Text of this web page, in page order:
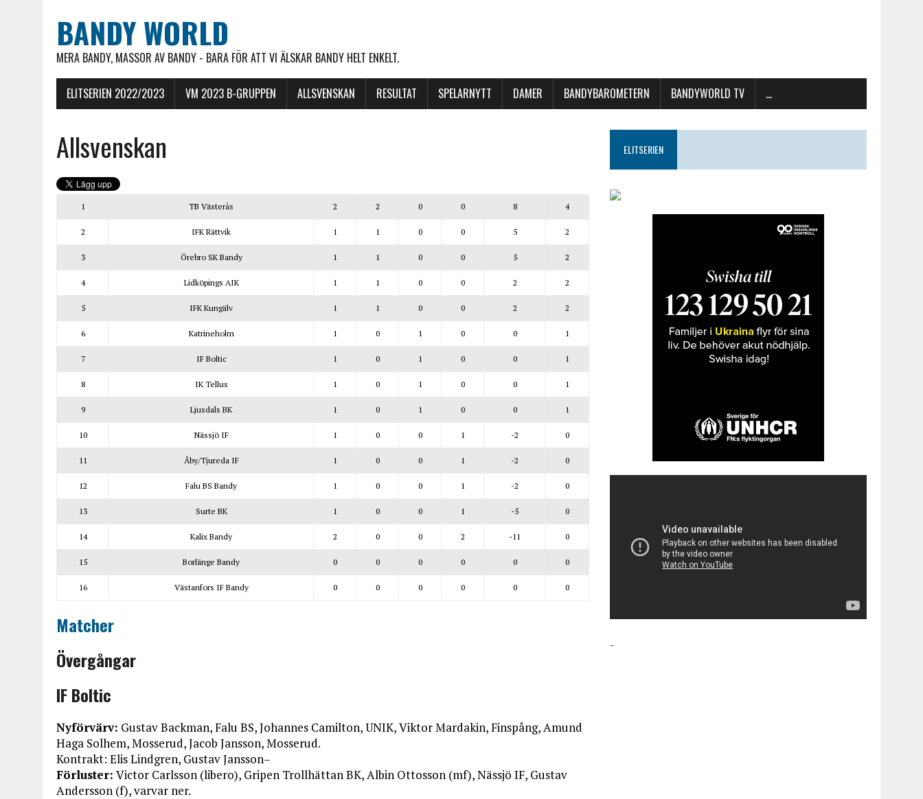
BANDY WORLD
MERA BANDY, MASSOR AV BANDY - BARA FÖR ATT VI ÄLSKAR BANDY HELT ENKELT.
ELITSERIEN 2022/2023 VM 2023 B-GRUPPEN ALLSVENSKAN RESULTAT SPELARNYTT DAMER BANDYBAROMETERN BANDYWORLD TV …
Allsvenskan
1 TB Västerås 2 2 0 0 8 4
2 IFK Rättvik 1 1 0 0 5 2
3 Örebro SK Bandy 1 1 0 0 5 2
4 Lidköpings AIK 1 1 0 0 2 2
5 IFK Kungälv 1 1 0 0 2 2
6 Katrineholm 1 0 1 0 0 1
7 IF Boltic 1 0 1 0 0 1
8 IK Tellus 1 0 1 0 0 1
9 Ljusdals BK 1 0 1 0 0 1
10 Nässjö IF 1 0 0 1 -2 0
11 Åby/Tjureda IF 1 0 0 1 -2 0
12 Falu BS Bandy 1 0 0 1 -2 0
13 Surte BK 1 0 0 1 -5 0
14 Kalix Bandy 2 0 0 2 -11 0
15 Borlänge Bandy 0 0 0 0 0 0
16 Västanfors IF Bandy 0 0 0 0 0 0
Matcher
Övergångar
IF Boltic
Nyförvärv: Gustav Backman, Falu BS, Johannes Camilton, UNIK, Viktor Mardakin, Finspång, Amund
Haga Solhem, Mosserud, Jacob Jansson, Mosserud.
Kontrakt: Elis Lindgren, Gustav Jansson–
Förluster: Victor Carlsson (libero), Gripen Trollhättan BK, Albin Ottosson (mf), Nässjö IF, Gustav
Andersson (f), varvar ner.
ELITSERIEN
-